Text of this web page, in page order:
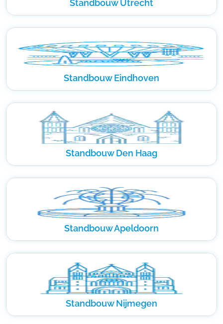
Standbouw Utrecht
Standbouw Eindhoven
Standbouw Den Haag
Standbouw Apeldoorn
Standbouw Nijmegen